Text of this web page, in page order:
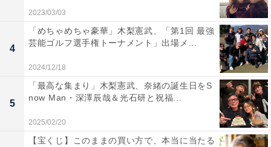
2023/03/03
4
「めちゃめちゃ豪華」木梨憲武、「第1回 最強
芸能ゴルフ選手権トーナメント」出場メ...
2024/12/18
5
「最高な集まり」木梨憲武、奈緒の誕生日をS
now Man・深澤辰哉＆光石研と祝福...
2025/02/20
【宝くじ】このままの買い方で、本当に当たる